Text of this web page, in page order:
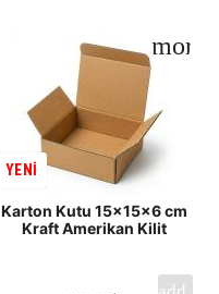
Karton Kutu 15x15x6 cm
Kraft Amerikan Kilit
YENİ